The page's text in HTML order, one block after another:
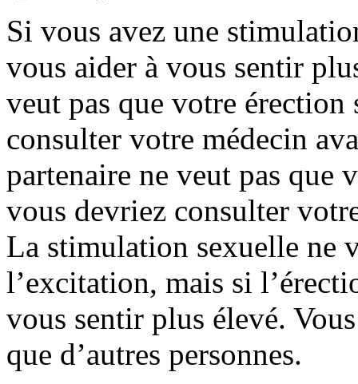
Si vous avez une
vous aider à vous sentir
veut pas que votre
consulter votre médecin
partenaire ne veut pas que
vous devriez consulter
La stimulation sexuelle ne
l’excitation, mais si
vous sentir plus élevé.
que d’autres personnes.